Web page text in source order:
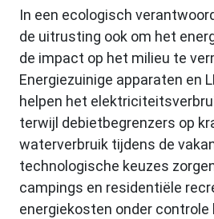
In een ecologisch
de uitrusting ook om het
de impact op het milieu te
Energiezuinige apparaten en
helpen het
terwijl debietbegrenzers op
waterverbruik tijdens de
technologische keuzes
campings en residentiële
energiekosten onder controle